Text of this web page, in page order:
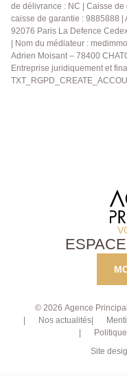
de délivrance : NC | Caisse de
caisse de garantie : 9885888 |
92076 Paris La Defence
| Nom du médiateur :
Adrien Moisant – 78400
Entreprise juridiquement et
© 2026 Agence
Nos actualités
Site